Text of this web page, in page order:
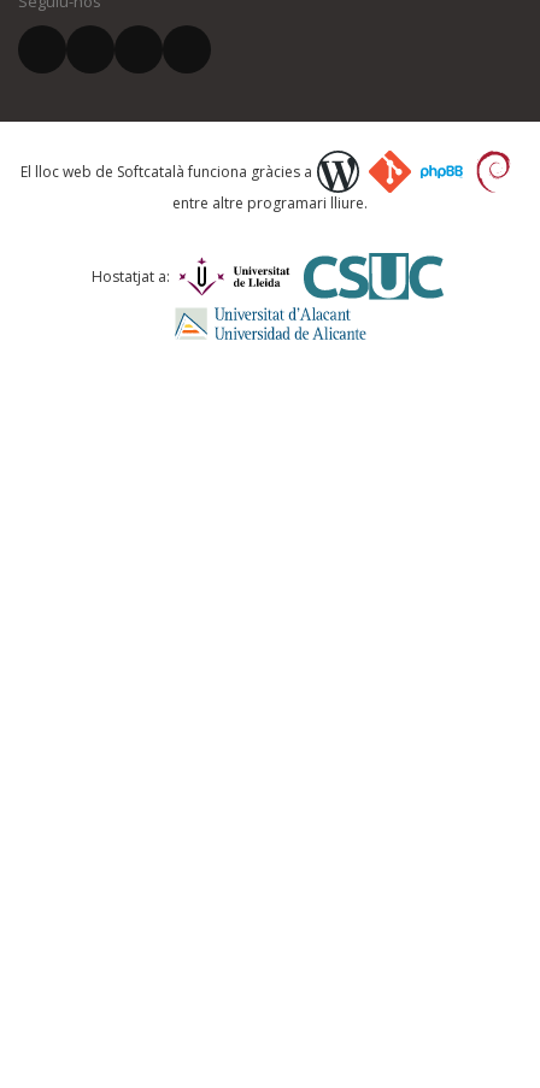
El vostre correu electrònic *
Què proposeu?
Comentari *
El lloc web de Softcatalà funciona gràcies a
entre altre programari lliure.
Hostatjat a: